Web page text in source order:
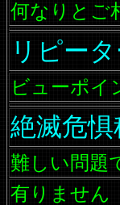
何なりとご
リピー
ビューポイ
絶滅危
難しい問題
有りませ